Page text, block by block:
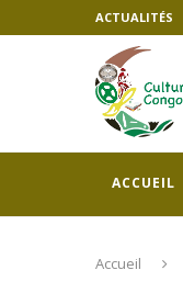
ACTUALITÉS
ACCUEIL
Accueil